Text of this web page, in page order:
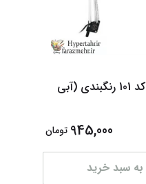
چراغ مطالعه کریم زاده کد 101 رنگبندی (آبی
945,000 تومان
به سبد خرید